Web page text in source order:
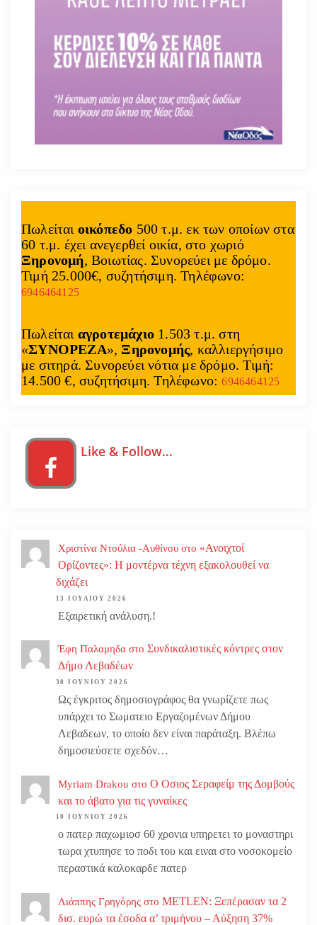
Πωλείται οικόπεδο 500 τ.μ. εκ των οποίων στα
60 τ.μ. έχει ανεγερθεί οικία, στο χωριό
Ξηρονομή, Βοιωτίας. Συνορεύει με δρόμο.
Τιμή 25.000€, συζητήσιμη. Τηλέφωνο:
6946464125
Πωλείται αγροτεμάχιο 1.503 τ.μ. στη
«ΣΥΝΟΡΕΖΑ», Ξηρονομής, καλλιεργήσιμο
με σιτηρά. Συνορεύει νότια με δρόμο. Τιμή:
14.500 €, συζητήσιμη. Τηλέφωνο:6946464125
Like & Follow…
Χριστίνα Ντούλια -Αυθίνου στο «Ανοιχτοί
Ορίζοντες»: Η μοντέρνα τέχνη εξακολουθεί να
διχάζει
13 ΙΟΥΛΊΟΥ 2026
Εξαιρετική ανάλυση.!
Έφη Παλαμηδα στο Συνδικαλιστικές κόντρες στον
Δήμο Λεβαδέων
30 ΙΟΥΝΊΟΥ 2026
Ως έγκριτος δημοσιογράφος θα γνωρίζετε πως
υπάρχει το Σωματειο Εργαζομένων Δήμου
Λεβαδεων, το οποίο δεν είναι παράταξη. Βλέπω
δημοσιεύσετε σχεδόν…
Myriam Drakou στο Ο Οσιος Σεραφείμ της Δομβούς
και το άβατο για τις γυναίκες
10 ΙΟΥΝΊΟΥ 2026
ο πατερ παχωμιοσ 60 χρονια υπηρετει το μοναστηρι
τωρα χτυπησε το ποδι του και ειναι στο νοσοκομείο
περαστικά καλοκαρδε πατερ
Λιάππης Γρηγόρης στο METLEN: Ξεπέρασαν τα 2
δισ. ευρώ τα έσοδα α’ τριμήνου – Αύξηση 37%